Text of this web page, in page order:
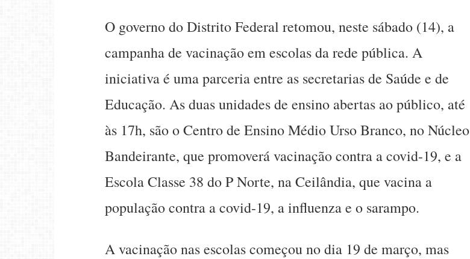
O governo do Distrito Federal retomou, neste sábado (14), a
campanha de vacinação em escolas da rede pública. A
iniciativa é uma parceria entre as secretarias de Saúde e de
Educação. As duas unidades de ensino abertas ao público, até
às 17h, são o Centro de Ensino Médio Urso Branco, no Núcleo
Bandeirante, que promoverá vacinação contra a covid-19, e a
Escola Classe 38 do P Norte, na Ceilândia, que vacina a
população contra a covid-19, a influenza e o sarampo.
A vacinação nas escolas começou no dia 19 de março, mas